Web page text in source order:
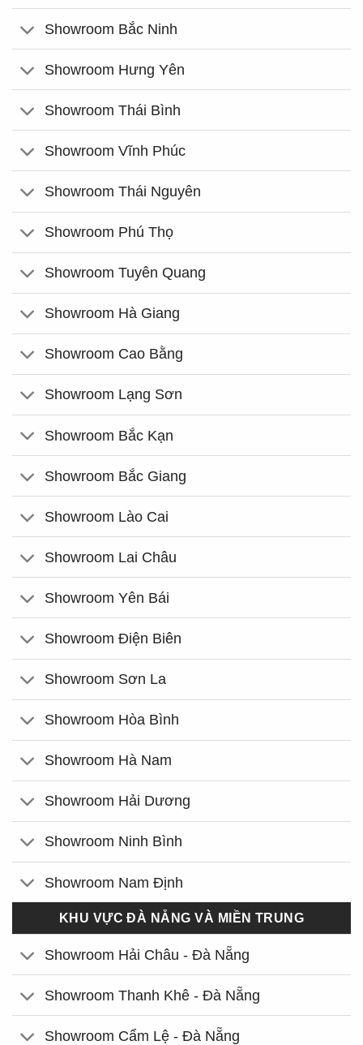
Showroom Bắc Ninh
Showroom Hưng Yên
Showroom Thái Bình
Showroom Vĩnh Phúc
Showroom Thái Nguyên
Showroom Phú Thọ
Showroom Tuyên Quang
Showroom Hà Giang
Showroom Cao Bằng
Showroom Lạng Sơn
Showroom Bắc Kạn
Showroom Bắc Giang
Showroom Lào Cai
Showroom Lai Châu
Showroom Yên Bái
Showroom Điện Biên
Showroom Sơn La
Showroom Hòa Bình
Showroom Hà Nam
Showroom Hải Dương
Showroom Ninh Bình
Showroom Nam Định
KHU VỰC ĐÀ NẴNG VÀ MIỀN TRUNG
Showroom Hải Châu - Đà Nẵng
Showroom Thanh Khê - Đà Nẵng
Showroom Cẩm Lệ - Đà Nẵng